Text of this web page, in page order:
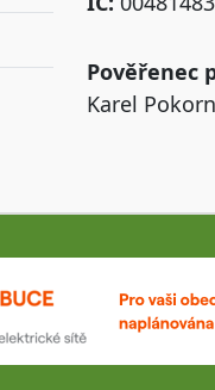
Pověřenec
Karel